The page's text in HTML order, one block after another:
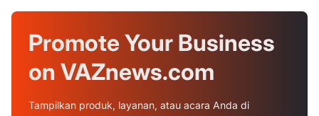
Promote Your Business
on VAZnews.com
Tampilkan produk, layanan, atau acara Anda di